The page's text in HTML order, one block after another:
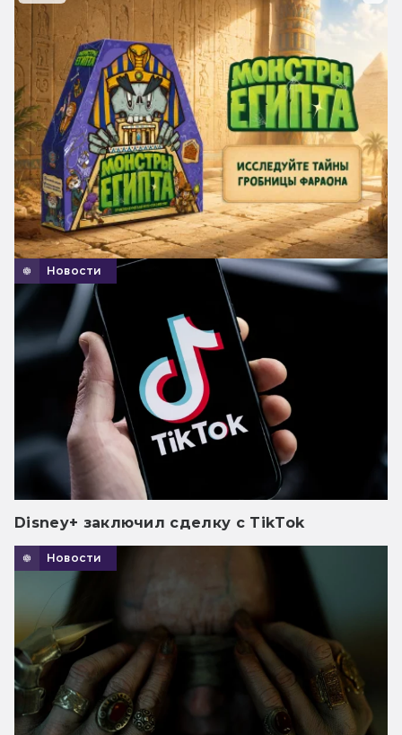
Новости
Disney+ заключил сделку с TikTok
Новости